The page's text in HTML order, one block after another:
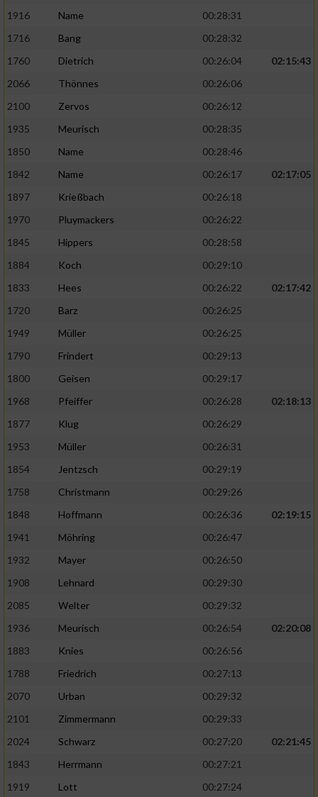
1916
Name
00:28:31
1716
Bang
00:28:32
1760
Dietrich 00:26:04
02:15:43
2066
Thönnes
00:26:06
2100
Zervos
00:26:12
1935
Meurisch
00:28:35
1850
Name
00:28:46
1842
Name 00:26:17
02:17:05
1897
Krießbach
00:26:18
1970
Pluymackers
00:26:22
1845
Hippers
00:28:58
1884
Koch
00:29:10
1833
Hees 00:26:22
02:17:42
1720
Barz
00:26:25
1949
Müller
00:26:25
1790
Frindert
00:29:13
1800
Geisen
00:29:17
1968
Pfeiffer 00:26:28
02:18:13
1877
Klug
00:26:29
1953
Müller
00:26:31
1854
Jentzsch
00:29:19
1758
Christmann
00:29:26
1848
Hoffmann 00:26:36
02:19:15
1941
Möhring
00:26:47
1932
Mayer
00:26:50
1908
Lehnard
00:29:30
2085
Welter
00:29:32
1936
Meurisch 00:26:54
02:20:08
1883
Knies
00:26:56
1788
Friedrich
00:27:13
2070
Urban
00:29:32
2101
Zimmermann
00:29:33
2024
Schwarz 00:27:20
02:21:45
1843
Herrmann
00:27:21
1919
Lott
00:27:24